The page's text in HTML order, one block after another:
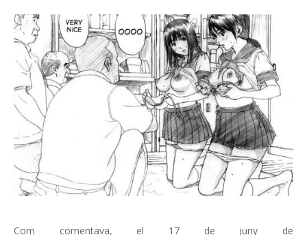
Com comentava, el 17 de juny de